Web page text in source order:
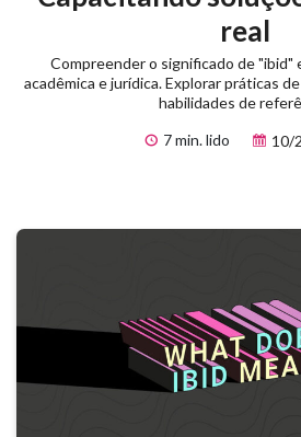
real
Compreender o significado de "ibid"
acadêmica e jurídica. Explorar práticas
habilidades de
7 min. lido
10/